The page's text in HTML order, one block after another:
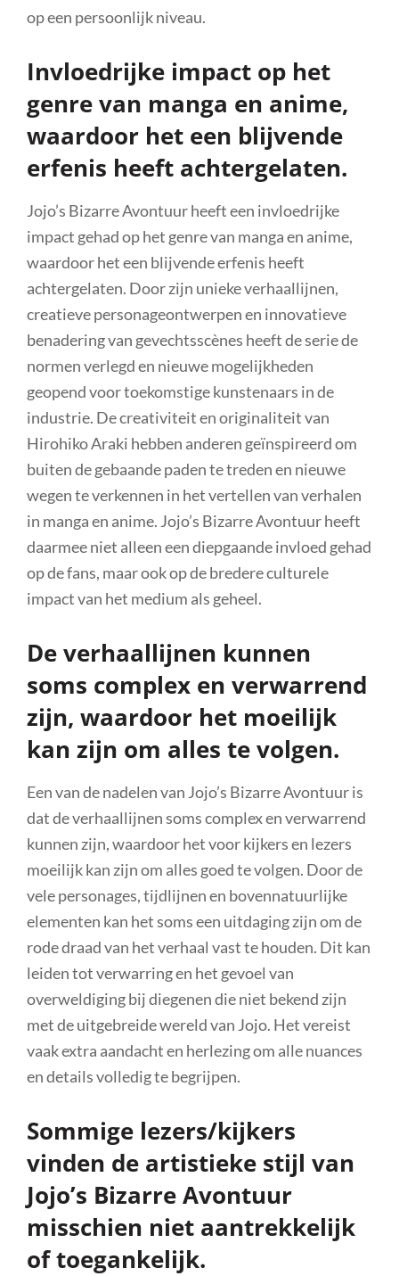
op een persoonlijk niveau.
Invloedrijke impact op het
genre van manga en anime,
waardoor het een blijvende
erfenis heeft achtergelaten.
Jojo’s Bizarre Avontuur heeft een invloedrijke
impact gehad op het genre van manga en anime,
waardoor het een blijvende erfenis heeft
achtergelaten. Door zijn unieke verhaallijnen,
creatieve personageontwerpen en innovatieve
benadering van gevechtsscènes heeft de serie de
normen verlegd en nieuwe mogelijkheden
geopend voor toekomstige kunstenaars in de
industrie. De creativiteit en originaliteit van
Hirohiko Araki hebben anderen geïnspireerd om
buiten de gebaande paden te treden en nieuwe
wegen te verkennen in het vertellen van verhalen
in manga en anime. Jojo’s Bizarre Avontuur heeft
daarmee niet alleen een diepgaande invloed gehad
op de fans, maar ook op de bredere culturele
impact van het medium als geheel.
De verhaallijnen kunnen
soms complex en verwarrend
zijn, waardoor het moeilijk
kan zijn om alles te volgen.
Een van de nadelen van Jojo’s Bizarre Avontuur is
dat de verhaallijnen soms complex en verwarrend
kunnen zijn, waardoor het voor kijkers en lezers
moeilijk kan zijn om alles goed te volgen. Door de
vele personages, tijdlijnen en bovennatuurlijke
elementen kan het soms een uitdaging zijn om de
rode draad van het verhaal vast te houden. Dit kan
leiden tot verwarring en het gevoel van
overweldiging bij diegenen die niet bekend zijn
met de uitgebreide wereld van Jojo. Het vereist
vaak extra aandacht en herlezing om alle nuances
en details volledig te begrijpen.
Sommige lezers/kijkers
vinden de artistieke stijl van
Jojo’s Bizarre Avontuur
misschien niet aantrekkelijk
of toegankelijk.